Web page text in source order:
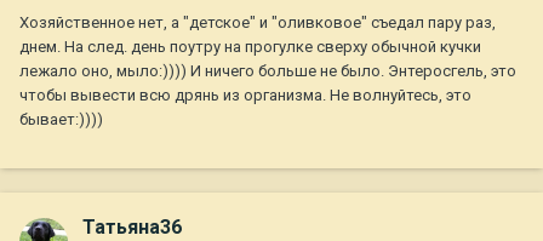
Хозяйственное нет, а "детское" и "оливковое" съедал пару раз,
днем. На след. день поутру на прогулке сверху обычной кучки
лежало оно, мыло:)))) И ничего больше не было. Энтеросгель, это
чтобы вывести всю дрянь из организма. Не волнуйтесь, это
бывает:))))
Татьяна36